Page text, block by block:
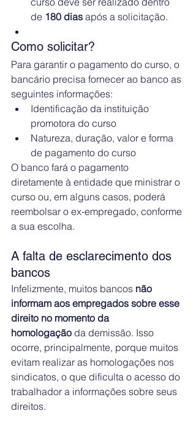
de 180 dias após a solicitação.
Como solicitar?
Para garantir o pagamento do curso, o
bancário precisa fornecer ao banco as
seguintes informações:
Identificação da instituição
promotora do curso
Natureza, duração, valor e forma
de pagamento do curso
O banco fará o pagamento
diretamente à entidade que ministrar o
curso ou, em alguns casos, poderá
reembolsar o ex-empregado, conforme
a sua escolha.
A falta de esclarecimento dos
bancos
Infelizmente, muitos bancos não
informam aos empregados sobre esse
direito no momento da
homologação da demissão. Isso
ocorre, principalmente, porque muitos
evitam realizar as homologações nos
sindicatos, o que dificulta o acesso do
trabalhador a informações sobre seus
direitos.